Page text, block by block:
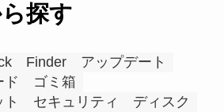
探す
Finder
アップデート
ド
ゴミ箱
セキュリティ
ディスク